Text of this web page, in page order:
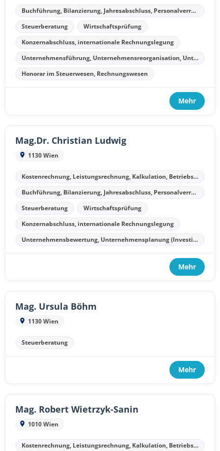
Buchführung, Bilanzierung, Jahresabschluss, Personalverrechnung
Steuerberatung
Wirtschaftsprüfung
Konzernabschluss, internationale Rechnungslegung
Unternehmensführung, Unternehmensreorganisation, Unternehmenssanierung, Unternehmensliquidation
Honorar im Steuerwesen, Rechnungswesen
Mehr
Mag.Dr. Christian Ludwig
1130 Wien
Kostenrechnung, Leistungsrechnung, Kalkulation, Betriebsergebnisrechnung
Buchführung, Bilanzierung, Jahresabschluss, Personalverrechnung
Steuerberatung
Wirtschaftsprüfung
Konzernabschluss, internationale Rechnungslegung
Unternehmensbewertung, Unternehmensplanung (Investitionsplanung, Finanzplanung, Kostenplanung, Liquiditätsplanung)
Mehr
Mag. Ursula Böhm
1130 Wien
Steuerberatung
Mehr
Mag. Robert Wietrzyk-Sanin
1010 Wien
Kostenrechnung, Leistungsrechnung, Kalkulation, Betriebsergebnisrechnung